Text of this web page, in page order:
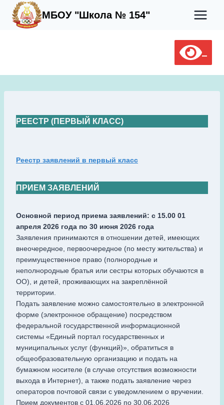
Перейти
МБОУ "Школа № 154"
РЕЕСТР (ПЕРВЫЙ КЛАСС)
Реестр заявлений в первый класс
ПРИЕМ ЗАЯВЛЕНИЙ
Основной период приема заявлений: с 15.00 01
апреля 2026 года по 30 июня 2026 года
Заявления принимаются в отношении детей, имеющих
внеочередное, первоочередное (по месту жительства) и
преимущественное право (полнородные и
неполнородные братья или сестры которых обучаются в
ОО), и детей, проживающих на закреплённой
территории.
Подать заявление можно самостоятельно в электронной
форме (электронное обращение) посредством
федеральной государственной информационной
системы «Единый портал государственных и
муниципальных услуг (функций)», обратиться в
общеобразовательную организацию и подать на
бумажном носителе (в случае отсутствия возможности
выхода в Интернет), а также подать заявление через
операторов почтовой связи с уведомлением о вручении.
Прием документов с 01.06.2026 по 30.06.2026